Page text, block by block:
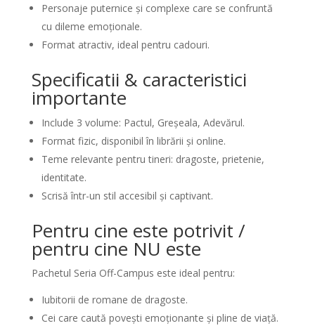
Personaje puternice și complexe care se confruntă
cu dileme emoționale.
Format atractiv, ideal pentru cadouri.
Specificatii & caracteristici
importante
Include 3 volume: Pactul, Greșeala, Adevărul.
Format fizic, disponibil în librării și online.
Teme relevante pentru tineri: dragoste, prietenie,
identitate.
Scrisă într-un stil accesibil și captivant.
Pentru cine este potrivit /
pentru cine NU este
Pachetul Seria Off-Campus este ideal pentru:
Iubitorii de romane de dragoste.
Cei care caută povești emoționante și pline de viață.